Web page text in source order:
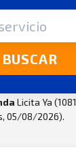
BUSCAR
Licita Ya (1081
05/08/2026).